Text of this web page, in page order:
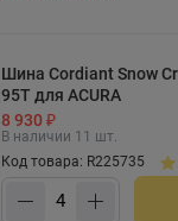
Шина Cordiant Snow
95T для ACURA
8 930 ₽
В наличии 11 шт.
Код товара: R225735